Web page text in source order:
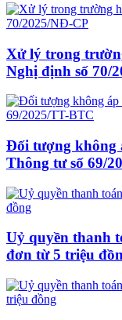
Xử lý trong
Nghị định số 70/
Đối tượng không
Thông tư số 69/
Uỷ quyền thanh
đơn từ 5 triệu